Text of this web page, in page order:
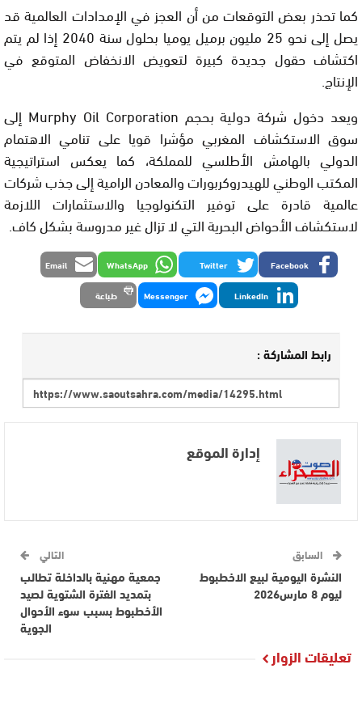
كما تحذر بعض التوقعات من أن العجز في الإمدادات العالمية قد
يصل إلى نحو 25 مليون برميل يوميا بحلول سنة 2040 إذا لم يتم
اكتشاف حقول جديدة كبيرة لتعويض الانخفاض المتوقع في
الإنتاج.
ويعد دخول شركة دولية بحجم Murphy Oil Corporation إلى
سوق الاستكشاف المغربي مؤشرا قويا على تنامي الاهتمام
الدولي بالهامش الأطلسي للمملكة، كما يعكس استراتيجية
المكتب الوطني للهيدروكربورات والمعادن الرامية إلى جذب شركات
عالمية قادرة على توفير التكنولوجيا والاستثمارات اللازمة
لاستكشاف الأحواض البحرية التي لا تزال غير مدروسة بشكل كاف.
Facebook
Twitter
WhatsApp
Email
LinkedIn
Messenger طباعة
رابط المشاركة :
إدارة الموقع
السابق
النشرة اليومية لبيع الاخطبوط
ليوم 8 مارس2026
التالي
جمعية مهنية بالداخلة تطالب
بتمديد الفترة الشتوية لصيد
الأخطبوط بسبب سوء الأحوال
الجوية
تعليقات الزوار